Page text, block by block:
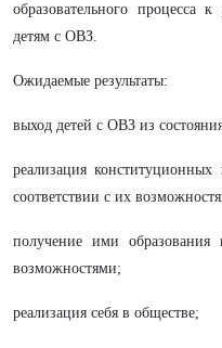
образовательного процесса
детям с ОВЗ.
Ожидаемые результаты:
выход детей с ОВЗ из
реализация
соответствии с их
получение ими образования
возможностями;
реализация себя в обществе;